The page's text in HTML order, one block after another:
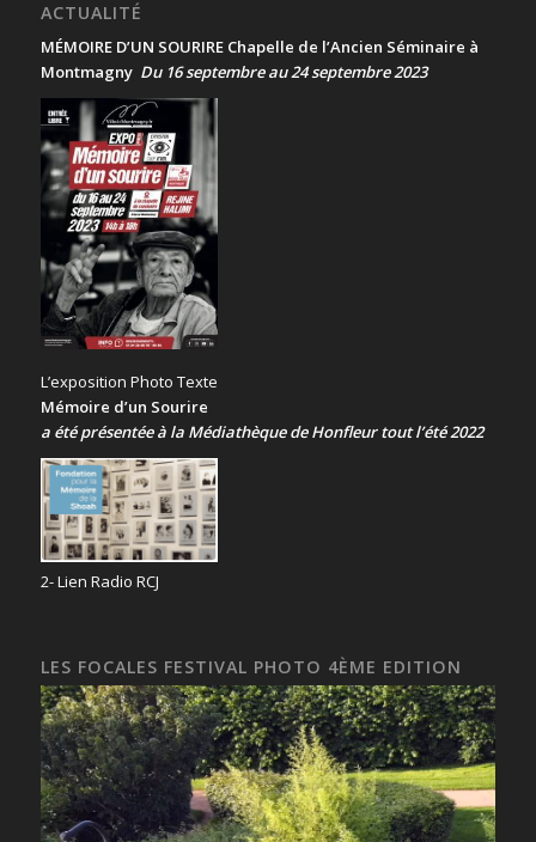
ACTUALITÉ
MÉMOIRE D’UN SOURIRE Chapelle de l’Ancien Séminaire à
Montmagny Du 16 septembre au 24 septembre 2023
L’exposition Photo Texte
Mémoire d’un Sourire
a été présentéeà la Médiathèque de Honfleur tout l’été 2022
2- Lien Radio RCJ
LES FOCALES FESTIVAL PHOTO 4ÈME EDITION